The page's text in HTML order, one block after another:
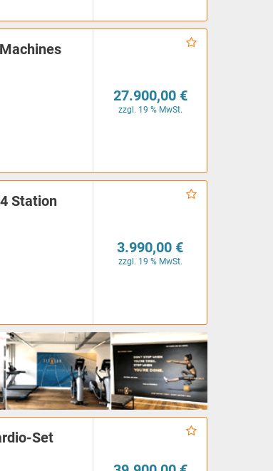
27.900,00 €
zzgl. 19 % MwSt.
Station
3.990,00 €
zzgl. 19 % MwSt.
Set